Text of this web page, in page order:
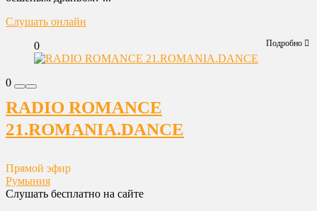
Слушать онлайн
Подробно
0
0
RADIO ROMANCE
21.ROMANIA.DANCE
Прямой эфир
Румыния
Слушать бесплатно на сайте